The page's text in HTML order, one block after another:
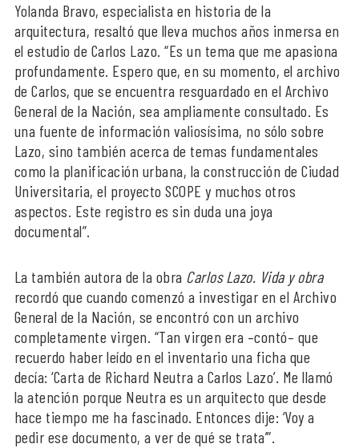
Yolanda Bravo, especialista en historia de la
arquitectura, resaltó que lleva muchos años inmersa en
el estudio de Carlos Lazo. “Es un tema que me apasiona
profundamente. Espero que, en su momento, el archivo
de Carlos, que se encuentra resguardado en el Archivo
General de la Nación, sea ampliamente consultado. Es
una fuente de información valiosísima, no sólo sobre
Lazo, sino también acerca de temas fundamentales
como la planificación urbana, la construcción de Ciudad
Universitaria, el proyecto SCOPE y muchos otros
aspectos. Este registro es sin duda una joya
documental”.
La también autora de la obra Carlos Lazo. Vida y obra
recordó que cuando comenzó a investigar en el Archivo
General de la Nación, se encontró con un archivo
completamente virgen. “Tan virgen era –contó– que
recuerdo haber leído en el inventario una ficha que
decía: ‘Carta de Richard Neutra a Carlos Lazo’. Me llamó
la atención porque Neutra es un arquitecto que desde
hace tiempo me ha fascinado. Entonces dije: ‘Voy a
pedir ese documento, a ver de qué se trata’”.